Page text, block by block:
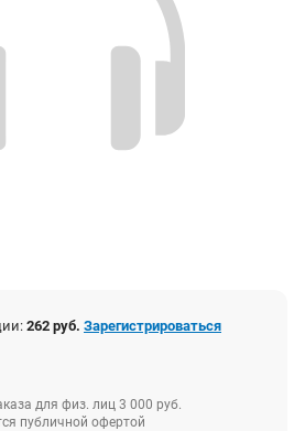
262 руб. Зарегистрироваться
для физ. лиц 3 000 руб.
публичной офертой